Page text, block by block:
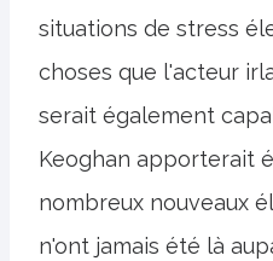
situations de stress
choses que l'acteur
serait également
Keoghan apporterait
nombreux nouveaux
n'ont jamais été là